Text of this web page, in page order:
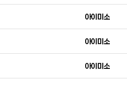
아이미소
아이미소
아이미소